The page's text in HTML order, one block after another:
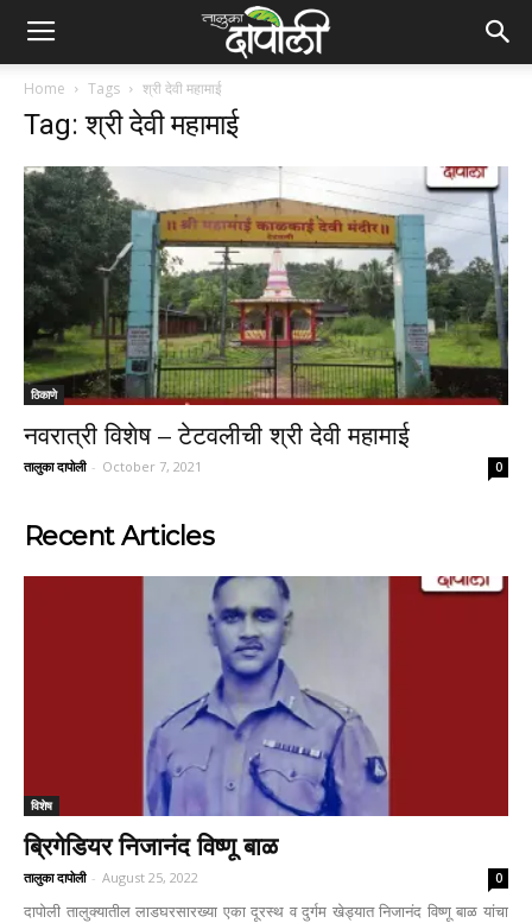
Home Tags श्री देवी महामाई
Tag: श्री देवी महामाई
ठिकाणे
नवरात्री विशेष – टेटवलीची श्री देवी महामाई
तालुका दापोली - October 7, 2021 0
Recent Articles
विशेष
ब्रिगेडियर निजानंद विष्णू बाळ
तालुका दापोली - August 25, 2022 0
दापोली तालुक्यातील लाडघरसारख्या एका दूरस्थ व दुर्गम खेड्यात निजानंद विष्णू बाळ यांचा